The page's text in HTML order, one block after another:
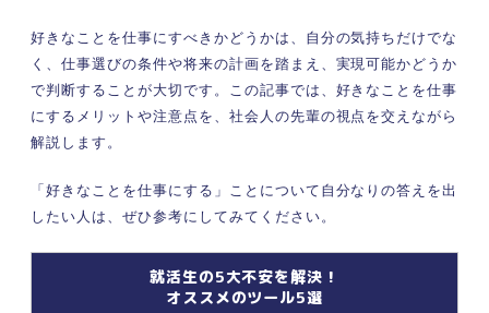
ステップ②就職先を決める条件を考える
ステップ③仕事を選ぶ優先順位を決める
ステップ④就職後のキャリアプランを考え
る
仕事探しの視点は一つじゃない！ 好きなこと以外
で仕事を見つける方法
適性診断で適職を知る
自己分析の結果から考える
好きなことを仕事にすべきかどうかは、自分の気持ちだけでな
く、仕事選びの条件や将来の計画を踏まえ、実現可能かどうか
で判断することが大切です。この記事では、好きなことを仕事
にするメリットや注意点を、社会人の先輩の視点を交えながら
解説します。
「好きなことを仕事にする」ことについて自分なりの答えを出
したい人は、ぜひ参考にしてみてください。
就活生の5大不安を解決！
オススメのツール5選